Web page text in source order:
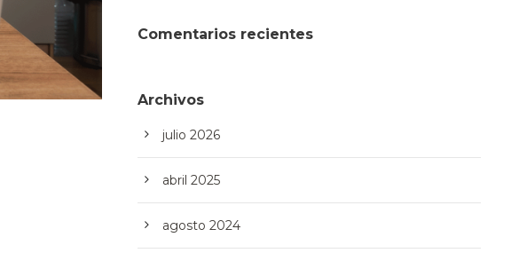
Comentarios recientes
Archivos
julio 2026
abril 2025
agosto 2024